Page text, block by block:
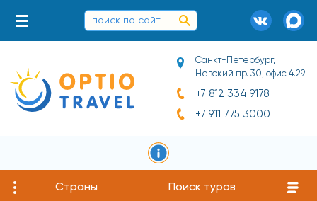
Санкт-Петербург,
Невский пр. 30, офис 4.29
+7 812 334 9178
+7 911 775 3000
Страны Поиск туров